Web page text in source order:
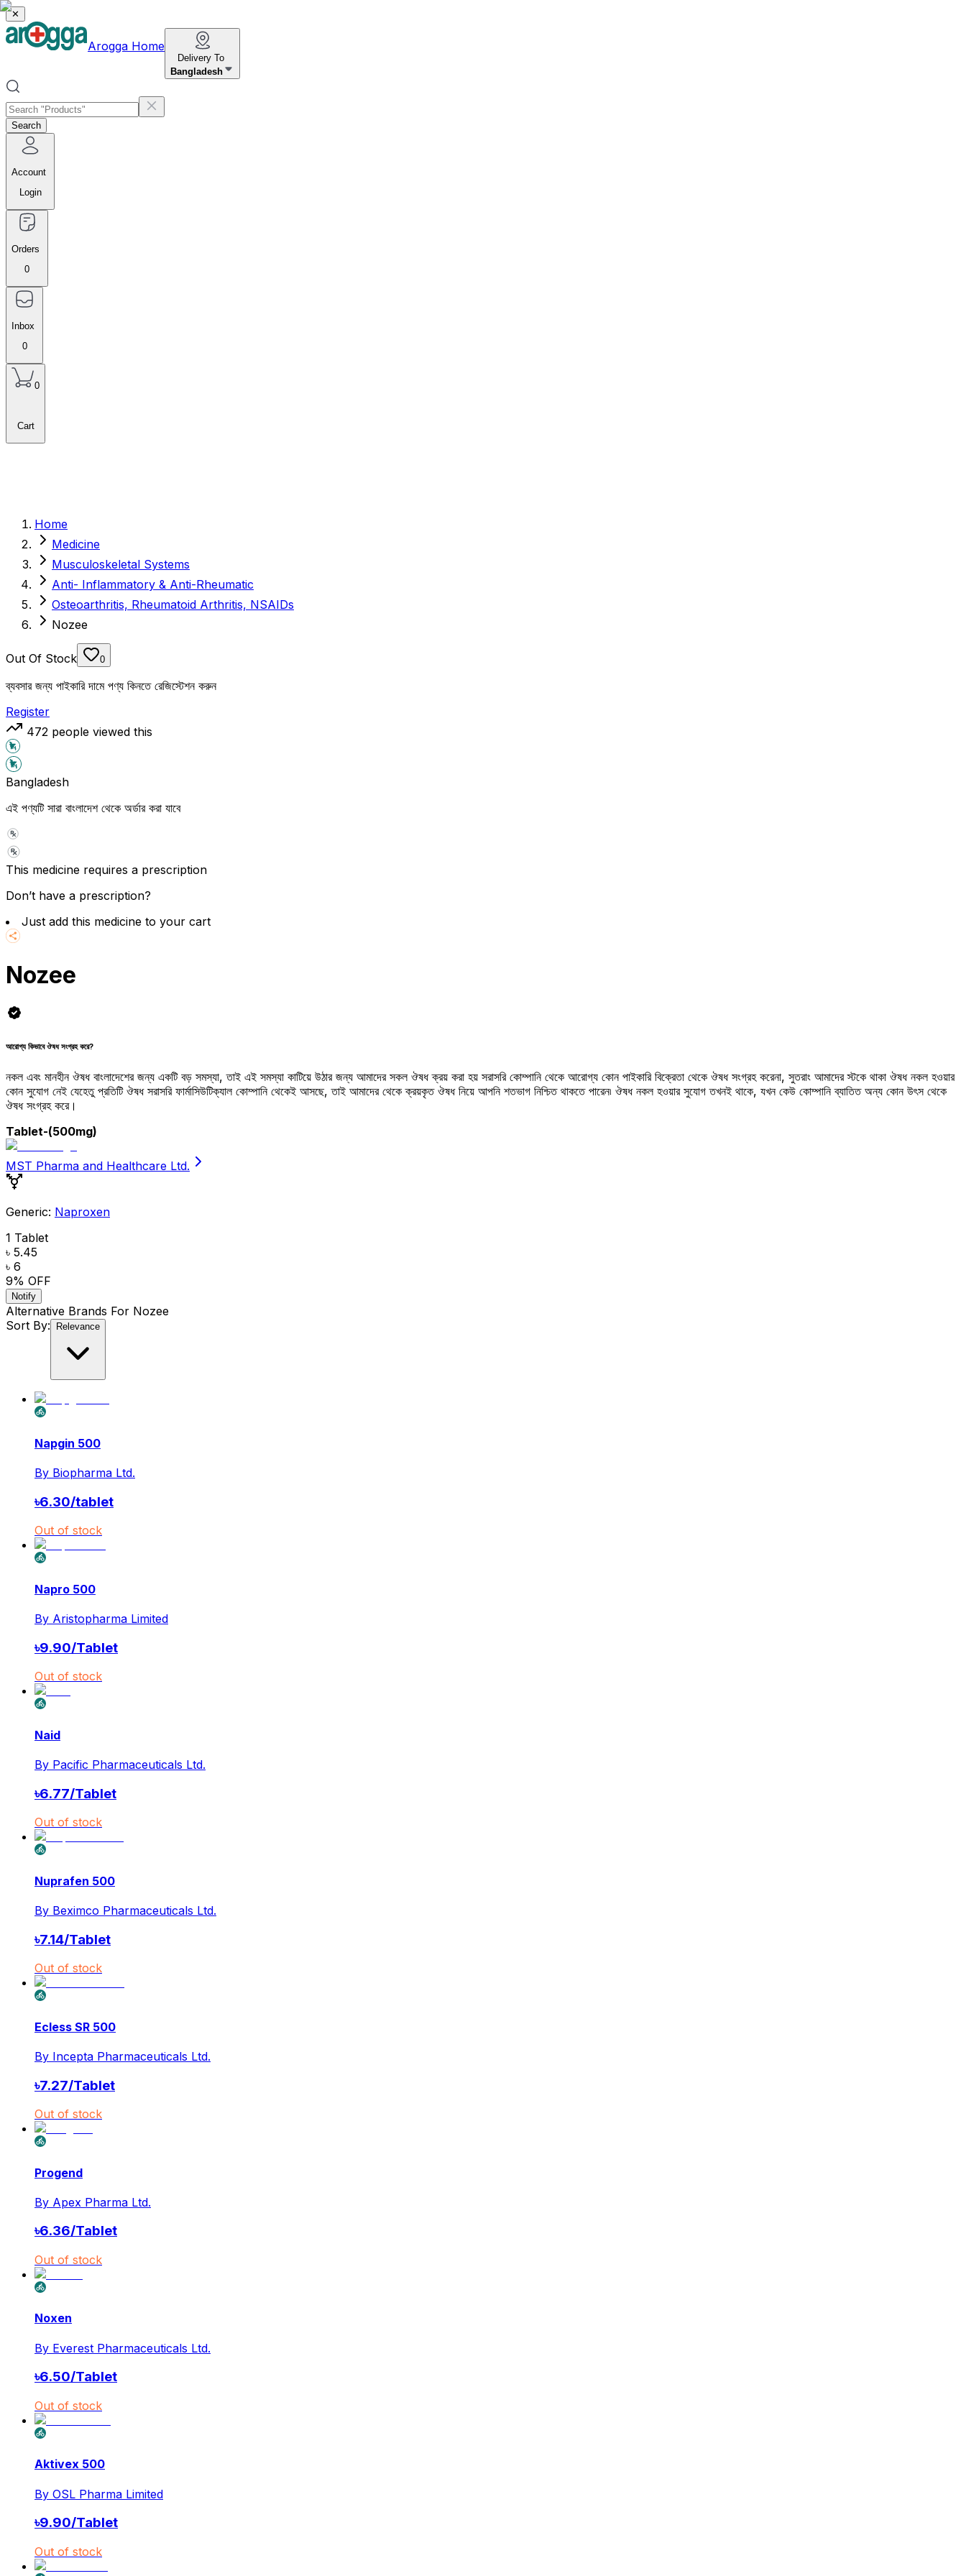
✕
Arogga Home
Delivery To
Bangladesh
Search
Account
Login
Orders
0
Inbox
0
0
Cart
Home
Medicine
Musculoskeletal Systems
Anti- Inflammatory & Anti-Rheumatic
Osteoarthritis, Rheumatoid Arthritis, NSAIDs
Nozee
Out Of Stock 0
ব্যবসার জন্য পাইকারি দামে পণ্য কিনতে রেজিস্টেশন করুন
Register
472 people viewed this
Bangladesh
এই পণ্যটি সারা বাংলাদেশ থেকে অর্ডার করা যাবে
This medicine requires a prescription
Don’t have a prescription?
Just add this medicine to your cart
Nozee
আরোগ্য কিভাবে ঔষধ সংগ্রহ করে?
নকল এবং মানহীন ঔষধ বাংলাদেশের জন্য একটি বড় সমস্যা, তাই এই সমস্যা কাটিয়ে উঠার জন্য আমাদের সকল ঔষধ ক্রয় করা হয় সরাসরি কোম্পানি থেকে আরোগ্য কোন পাইকারি বিক্রেতা থেকে ঔষধ সংগ্রহ করেনা, সুতরাং আমাদের স্টকে থাকা ঔষধ নকল হওয়ার
কোন সুযোগ নেই যেহেতু প্রতিটি ঔষধ সরাসরি ফার্মাসিউটিক্যাল কোম্পানি থেকেই আসছে, তাই আমাদের থেকে ক্রয়কৃত ঔষধ নিয়ে আপনি শতভাগ নিশ্চিত থাকতে পারেন৷ ঔষধ নকল হওয়ার সুযোগ তখনই থাকে, যখন কেউ কোম্পানি ব্যাতিত অন্য কোন উৎস থেকে
ঔষধ সংগ্রহ করে।
Tablet-(500mg)
MST Pharma and Healthcare Ltd.
Generic: Naproxen
1 Tablet
৳ 5.45
৳ 6
9% OFF
Notify
Alternative Brands For Nozee
Sort By:
Relevance
Napgin 500
By Biopharma Ltd.
৳6.30/tablet
Out of stock
Napro 500
By Aristopharma Limited
৳9.90/Tablet
Out of stock
Naid
By Pacific Pharmaceuticals Ltd.
৳6.77/Tablet
Out of stock
Nuprafen 500
By Beximco Pharmaceuticals Ltd.
৳7.14/Tablet
Out of stock
Ecless SR 500
By Incepta Pharmaceuticals Ltd.
৳7.27/Tablet
Out of stock
Progend
By Apex Pharma Ltd.
৳6.36/Tablet
Out of stock
Noxen
By Everest Pharmaceuticals Ltd.
৳6.50/Tablet
Out of stock
Aktivex 500
By OSL Pharma Limited
৳9.90/Tablet
Out of stock